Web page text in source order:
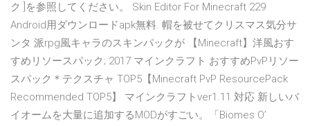
ク ]を参照してください。 Skin Editor For Minecraft 229
Android用ダウンロードapk無料. 帽を被せてクリスマス気分サ
ンタ 派rpg風キャラのスキンパックが 【Minecraft】洋風おす
すめリソースパック; 2017 マインクラフト おすすめPvPリソー
スパック＊テクスチャ TOP5【Minecraft PvP ResourcePack
Recommended TOP5】 マインクラフトver1.11 対応 新しいバ
イオームを大量に追加するMODがすごい。「Biomes O’